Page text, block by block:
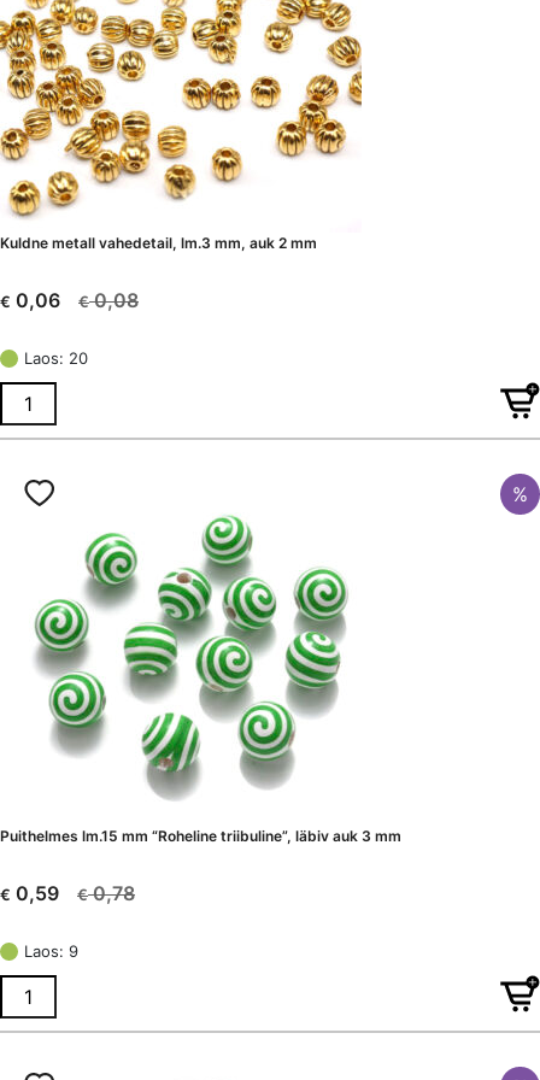
Kuldne metall vahedetail, lm.3 mm, auk 2 mm
€0,08
Algne
oli:
€ 0,08.
€ 0,06
Current
is:
€ 0,06.
Laos: 20
%
Puithelmes lm.15 mm “Roheline triibuline”, läbiv auk 3 mm
€0,78
Algne
oli:
€ 0,78.
€ 0,59
Current
is:
€ 0,59.
Laos: 9